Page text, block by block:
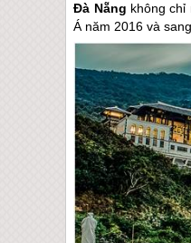
Đà Nẵng không chỉ
Á năm 2016 và